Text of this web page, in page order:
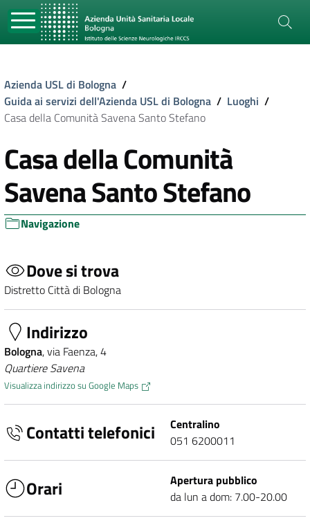
Azienda USL di Bologna /
Guida ai servizi dell'Azienda USL di Bologna / Luoghi /
Casa della Comunità Savena Santo Stefano
Casa della Comunità
Savena Santo Stefano
Navigazione
Dove si trova
Distretto Città di Bologna
Indirizzo
Bologna, via Faenza, 4
Quartiere Savena
Visualizza indirizzo su Google Maps
Contatti telefonici
Centralino
051 6200011
Orari
Apertura pubblico
da lun a dom: 7.00-20.00